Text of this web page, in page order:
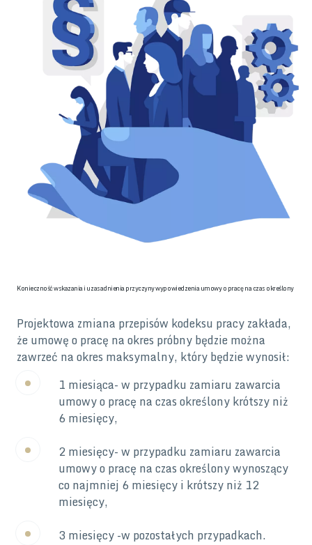
Konieczność wskazania i uzasadnienia przyczyny wypowiedzenia umowy o pracę na czas określony
Projektowa zmiana przepisów kodeksu pracy zakłada,
że umowę o pracę na okres próbny będzie można
zawrzeć na okres maksymalny, który będzie wynosił:
1 miesiąca- w przypadku zamiaru zawarcia
umowy o pracę na czas określony krótszy niż
6 miesięcy,
2 miesięcy- w przypadku zamiaru zawarcia
umowy o pracę na czas określony wynoszący
co najmniej 6 miesięcy i krótszy niż 12
miesięcy,
3 miesięcy -w pozostałych przypadkach.